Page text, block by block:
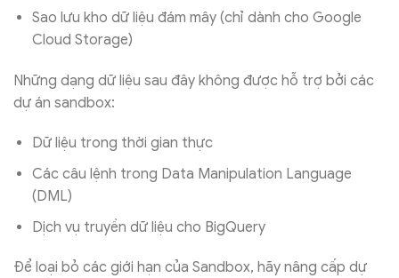
Sao lưu kho dữ liệu đám mây (chỉ dành cho Google
Cloud Storage)
Những dạng dữ liệu sau đây không được hỗ trợ bởi các
dự án sandbox:
Dữ liệu trong thời gian thực
Các câu lệnh trong Data Manipulation Language
(DML)
Dịch vụ truyền dữ liệu cho BigQuery
Để loại bỏ các giới hạn của Sandbox, hãy nâng cấp dự